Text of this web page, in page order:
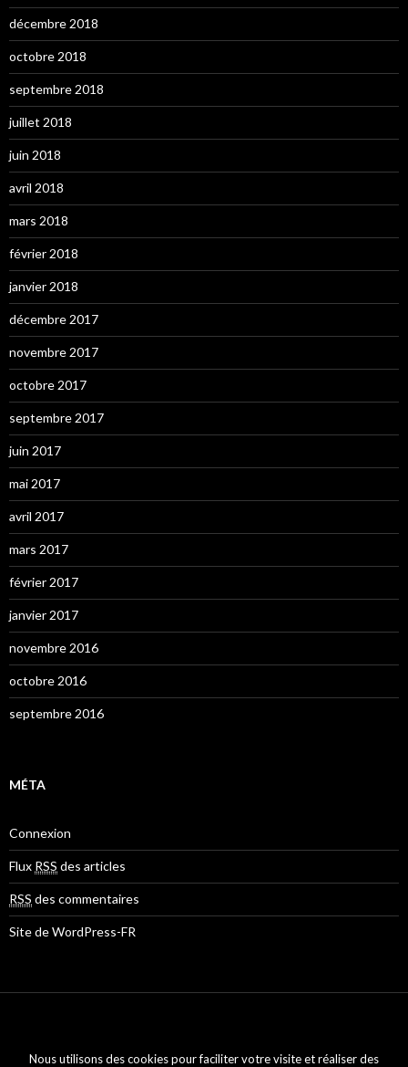
décembre 2018
octobre 2018
septembre 2018
juillet 2018
juin 2018
avril 2018
mars 2018
février 2018
janvier 2018
décembre 2017
novembre 2017
octobre 2017
septembre 2017
juin 2017
mai 2017
avril 2017
mars 2017
février 2017
janvier 2017
novembre 2016
octobre 2016
septembre 2016
MÉTA
Connexion
Flux RSS des articles
RSS des commentaires
Site de WordPress-FR
Nous utilisons des cookies pour faciliter votre visite et réaliser des